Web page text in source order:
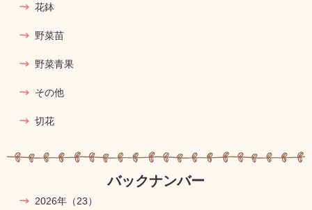
花鉢
野菜苗
野菜青果
その他
切花
バックナンバー
2026年 （23）